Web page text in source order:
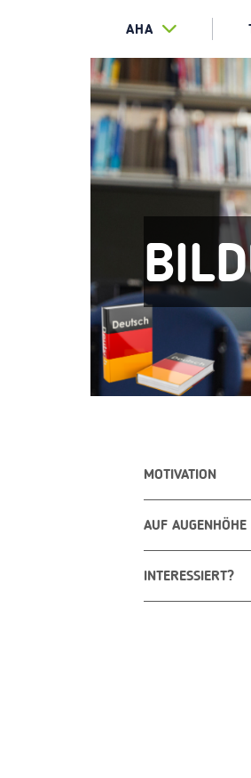
AHA
MOTIVATION
AUF AUGENHÖHE
INTERESSIERT?